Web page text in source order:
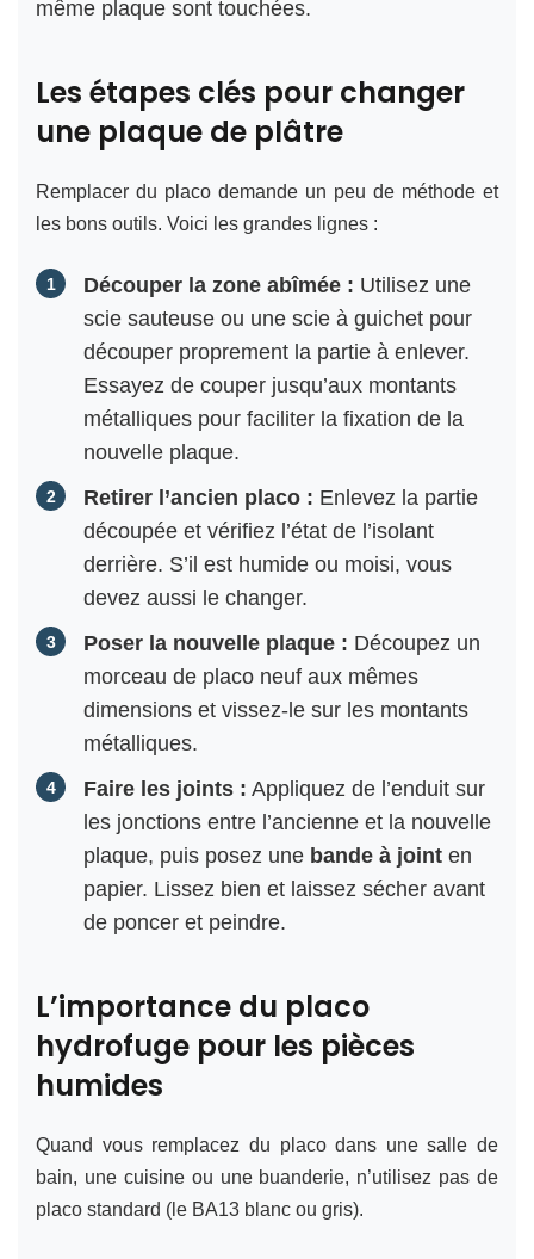
même plaque sont touchées.
Les étapes clés pour changer
une plaque de plâtre
Remplacer du placo demande un peu de méthode et
les bons outils. Voici les grandes lignes :
Découper la zone abîmée : Utilisez une
scie sauteuse ou une scie à guichet pour
découper proprement la partie à enlever.
Essayez de couper jusqu’aux montants
métalliques pour faciliter la fixation de la
nouvelle plaque.
Retirer l’ancien placo : Enlevez la partie
découpée et vérifiez l’état de l’isolant
derrière. S’il est humide ou moisi, vous
devez aussi le changer.
Poser la nouvelle plaque : Découpez un
morceau de placo neuf aux mêmes
dimensions et vissez-le sur les montants
métalliques.
Faire les joints : Appliquez de l’enduit sur
les jonctions entre l’ancienne et la nouvelle
plaque, puis posez une bande à joint en
papier. Lissez bien et laissez sécher avant
de poncer et peindre.
L’importance du placo
hydrofuge pour les pièces
humides
Quand vous remplacez du placo dans une salle de
bain, une cuisine ou une buanderie, n’utilisez pas de
placo standard (le BA13 blanc ou gris).